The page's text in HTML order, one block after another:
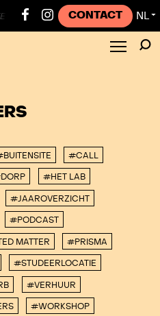
● 🍉 STOP GENOCIDE
CONTACT NL ▼
#CALL
#HET LAB
#JAAROVERZICHT
#PODCAST
MATTER #PRISMA
#STUDEERLOCATIE
#VERHUUR
#WORKSHOP